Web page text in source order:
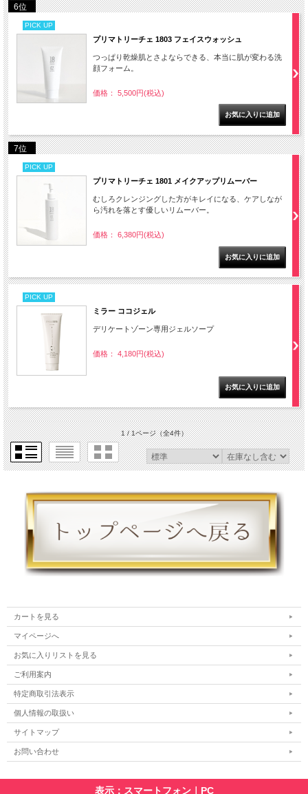
6位
PICK UP
プリマトリーチェ 1803 フェイスウォッシュ
つっぱり乾燥肌とさよならできる、本当に肌が変わる洗
顔フォーム。
価格： 5,500円(税込)
7位
PICK UP
プリマトリーチェ 1801 メイクアップリムーバー
むしろクレンジングした方がキレイになる、ケアしなが
ら汚れを落とす優しいリムーバー。
価格： 6,380円(税込)
PICK UP
ミラー ココジェル
デリケートゾーン専用ジェルソープ
価格： 4,180円(税込)
1 / 1ページ（全4件）
カートを見る
マイページへ
お気に入りリストを見る
ご利用案内
特定商取引法表示
個人情報の取扱い
サイトマップ
お問い合わせ
表示：スマートフォン｜ PC